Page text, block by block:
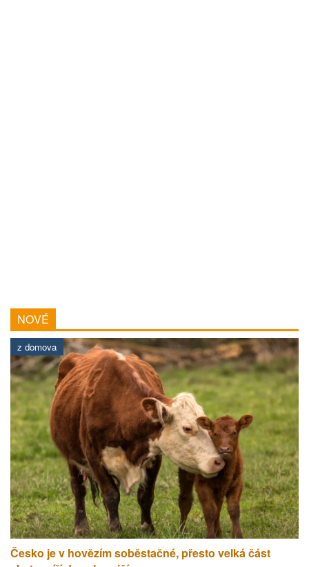
NOVÉ
z domova
Česko je v hovězím soběstačné, přesto velká část